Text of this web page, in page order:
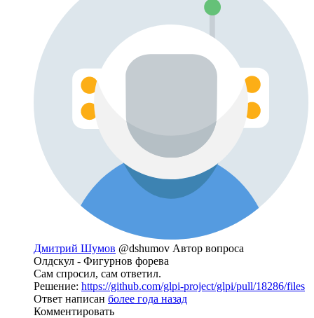
Дмитрий Шумов @dshumov Автор вопроса
Олдскул - Фигурнов форева
Сам спросил, сам ответил.
Решение: https://github.com/glpi-project/glpi/pull/18286/files
Ответ написан более года назад
Комментировать